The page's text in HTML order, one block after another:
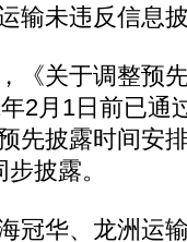
输未违反信息
关于调整预
2月1日前已通
先披露时间安
披露。
华、龙洲运